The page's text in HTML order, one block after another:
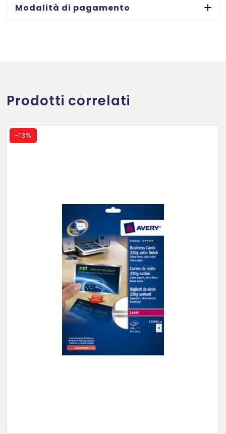
25
Modalità di pagamento
Prodotti correlati
-13%